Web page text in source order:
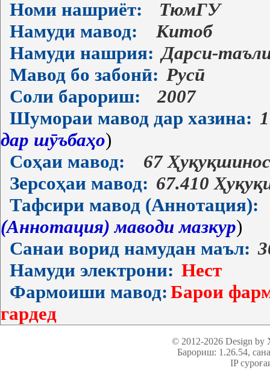
Номи нашриёт:
ТюмГУ
Намуди мавод:
Китоб
Намуди нашрия: Дарси-
Мавод бо забонӣ: Русӣ
Соли барориш:
2007
Шумораи мавод дар хазина: 1
дар шӯъбаҳо)
Соҳаи мавод:
67
Зерсоҳаи мавод: 67.410
Тафсири мавод (Аннотация):
(Аннотация) маводи мазкур)
Санаи ворид намудан маъл:
Намуди электрони: Нест
Фармоиши мавод: Барои
гардед
© 2012-2026 Design
Барориш: 1.26.54,
IP